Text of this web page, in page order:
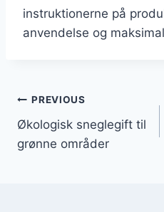
instruktionerne på
anvendelse og
PREVIOUS
Økologisk sneglegift til
grønne områder